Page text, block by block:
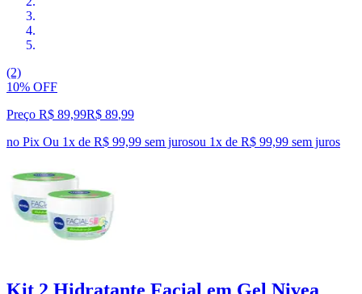
(2)
10% OFF
Preço R$ 89,99R$ 89,99
no Pix Ou 1x de R$ 99,99 sem jurosou 1x de R$ 99,99 sem juros
Kit 2 Hidratante Facial em Gel Nivea